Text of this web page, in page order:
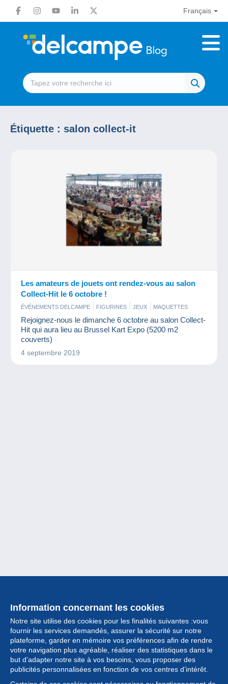
Français
Étiquette : salon collect-it
Les amateurs de jouets ont rendez-vous au salon
Collect-Hit le 6 octobre !
ÉVÉNEMENTS DELCAMPE FIGURINES JEUX MAQUETTES
Rejoignez-nous le dimanche 6 octobre au salon Collect-
Hit qui aura lieu au Brussel Kart Expo (5200 m2
couverts)
4 septembre 2019
Information concernant les cookies
Notre site utilise des cookies pour les finalités suivantes :vous
fournir les services demandés, assurer la sécurité sur notre
plateforme, garder en mémoire vos préférences afin de rendre
votre navigation plus agréable, réaliser des statistiques dans le
but d’adapter notre site à vos besoins, vous proposer des
publicités personnalisées en fonction de vos centres d’intérêt.
Collection